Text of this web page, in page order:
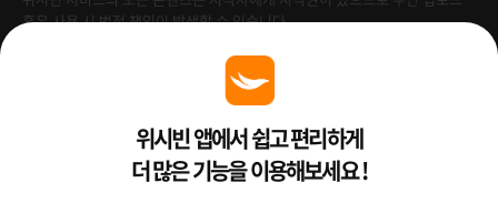
혹은 사용 시 법적 책임이 발생할 수 있습니다.
Venture Enterprise위시빈 앱에서 쉽고 편리하게
더 많은 기능을 이용해보세요 !